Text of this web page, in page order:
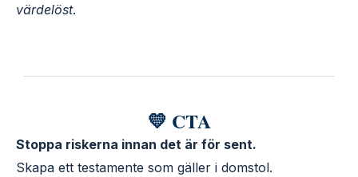
värdelöst.
💛 CTA
Stoppa riskerna innan det är för sent.
Skapa ett testamente som gäller i domstol.